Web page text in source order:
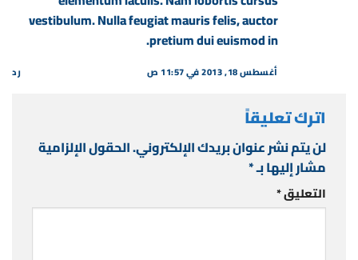
vestibulum. Nulla feugiat mauris felis, auctor
pretium dui euismod in.
أغسطس 18, 2013 في 11:57 ص رد
اترك تعليقاً
لن يتم نشر عنوان بريدك الإلكتروني.الحقول الإلزامية
مشار إليها بـ*
التعليق*